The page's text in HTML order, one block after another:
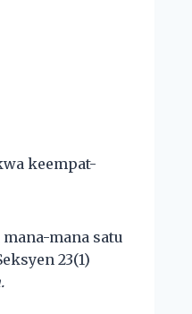
keempat-
mana-mana satu
23(1)